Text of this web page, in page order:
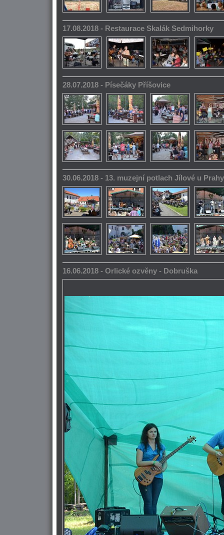
17.08.2018 - Restaurace Skalák Sedmihorky
28.07.2018 - Písečáky Příšovice
30.06.2018 - 13. muzejní potlach Jílové u Prahy
16.06.2018 - Orlické ozvěny - Dobruška